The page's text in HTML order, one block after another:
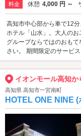
料金 休憩 4,000 円 ～
高知市中心部から車で12
ホテル「山水」。大人の
グループならではのおも
さい。 期間限定のサービ
イオンモール高知
高知県 高知市一宮南町
HOTEL ONE NINE